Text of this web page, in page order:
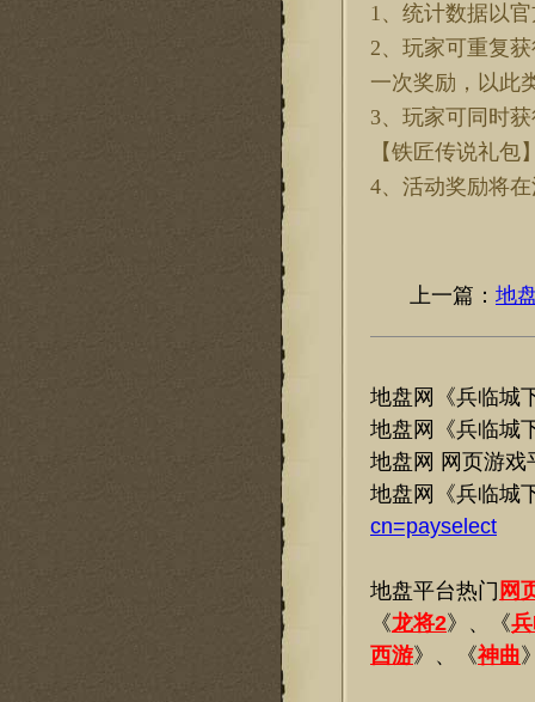
1、统计数据以
2、玩家可重复
一次奖励，以此
3、玩家可同时
【铁匠传说礼包
4、活动奖励将
上一篇： 地
地盘网《兵临城
地盘网《兵临城
地盘网 网页游戏
地盘网《兵临城
cn=payselect
地盘平台热门 网
《龙将2》、《
西游》、《神曲